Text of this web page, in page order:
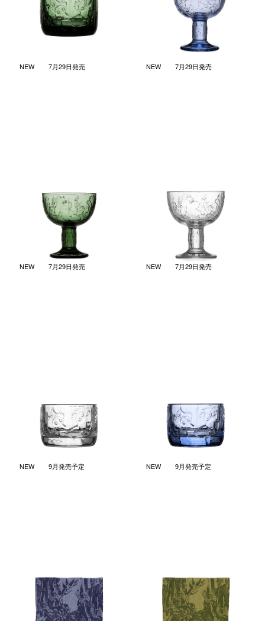
￥4,730
(税込)
(税込)
NEW 7月29日発売
ミスティカル フォレスト ボウ
ル パイングリーン
(税込)
NEW 7月29日発売
ミスティカル フォレスト ボウ
ル クリア
(税込)
NEW 7月29日発売
ンドルホルダー クリア
￥4,730 (税込)
NEW 7月29日発売
ンドルホルダー アクアブルー
￥4,730 (税込)
NEW 9月発売予定
ミスティカル フォレスト キッ
チンタオル 45x65cm ブルー
￥3,080 (税込)
NEW 9月発売予定
ミスティカル フォレスト キッ
チンタオル 45x65cm グリーン
￥3,080 (税込)